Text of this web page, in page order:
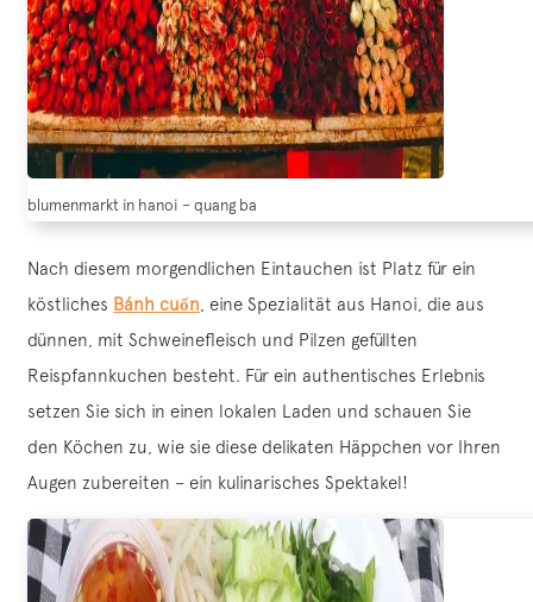
blumenmarkt in hanoi – quang ba
Nach diesem morgendlichen Eintauchen ist Platz für ein
köstliches Bánh cuốn , eine Spezialität aus Hanoi, die aus
dünnen, mit Schweinefleisch und Pilzen gefüllten
Reispfannkuchen besteht. Für ein authentisches Erlebnis
setzen Sie sich in einen lokalen Laden und schauen Sie
den Köchen zu, wie sie diese delikaten Häppchen vor Ihren
Augen zubereiten – ein kulinarisches Spektakel!